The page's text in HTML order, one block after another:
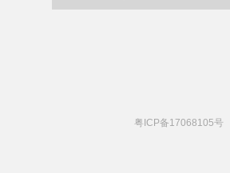
粤ICP备17068105号